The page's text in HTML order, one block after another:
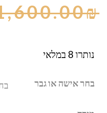
₪
נותרו 8 במלאי
בחר אישה או גבר